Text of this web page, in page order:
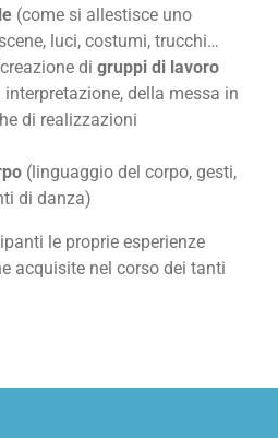
(come si allestisce uno
luci, costumi, trucchi…
di gruppi di lavoro
della messa in
di realizzazioni
(linguaggio del corpo, gesti,
di danza)
le proprie esperienze
acquisite nel corso dei tanti